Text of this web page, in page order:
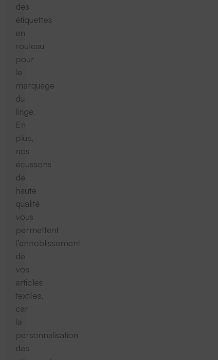
des
étiquettes
en
rouleau
pour
le
marquage
du
linge.
En
plus,
nos
écussons
de
haute
qualité
vous
permettent
l’ennoblissement
de
vos
articles
textiles,
car
la
personnalisation
des